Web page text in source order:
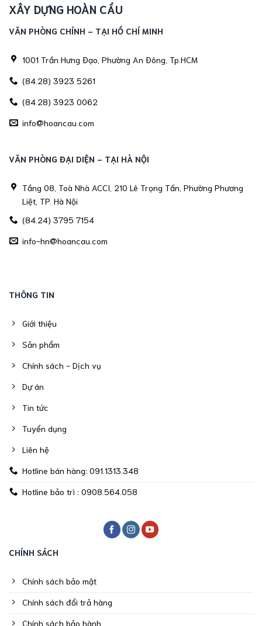
XÂY DỰNG HOÀN CẦU
VĂN PHÒNG CHÍNH - TẠI HỒ CHÍ MINH
1001 Trần Hưng Đạo, Phường An Đông, Tp.HCM
(84.28) 3923 5261
(84.28) 3923 0062
info@hoancau.com
VĂN PHÒNG ĐẠI DIỆN - TẠI HÀ NỘI
Tầng 08, Toà Nhà ACCI, 210 Lê Trọng Tấn, Phường Phương
Liệt, TP. Hà Nội
(84.24) 3795 7154
info-hn@hoancau.com
THÔNG TIN
Giới thiệu
Sản phẩm
Chính sách - Dịch vụ
Dự án
Tin tức
Tuyển dụng
Liên hệ
Hotline bán hàng: 091.1313.348
Hotline bảo trì : 0908.564.058
CHÍNH SÁCH
Chính sách bảo mật
Chính sách đổi trả hàng
Chính sách bảo hành